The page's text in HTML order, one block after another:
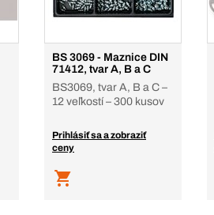
BS 3069 - Maznice DIN
71412, tvar A, B a C
BS3069, tvar A, B a C –
12 veľkostí – 300 kusov
Prihlásiť sa a zobraziť
ceny